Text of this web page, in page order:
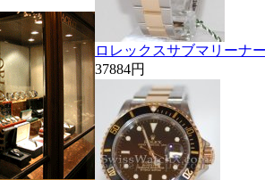
ロレックスサブマリーナ
37884円